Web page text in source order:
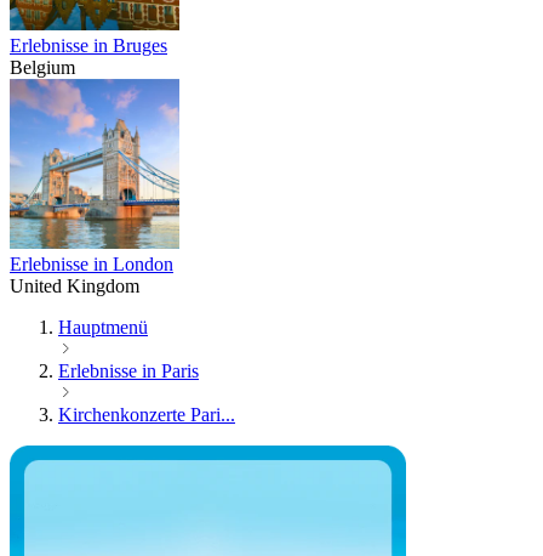
Erlebnisse in Bruges
Belgium
Erlebnisse in London
United Kingdom
Hauptmenü
Erlebnisse in Paris
Kirchenkonzerte Pari...